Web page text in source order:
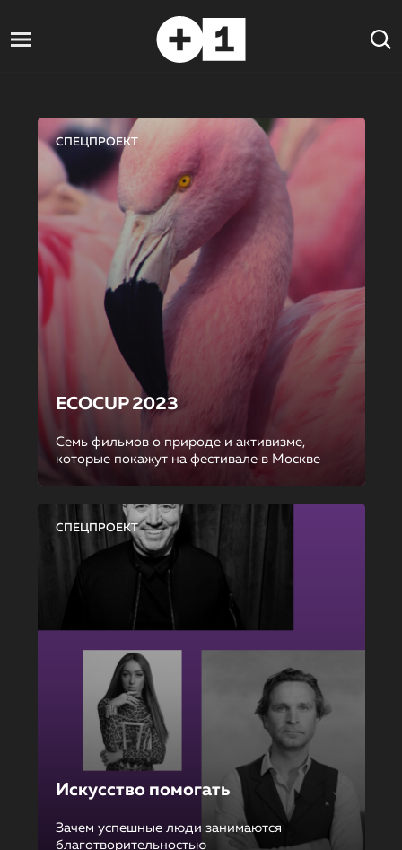
СПЕЦПРОЕКТ
ECOCUP 2023
Семь фильмов о природе и активизме,
которые покажут на фестивале в Москве
СПЕЦПРОЕКТ
Искусство помогать
Зачем успешные люди занимаются
благотворительностью